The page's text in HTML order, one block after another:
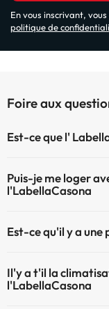
En vous inscrivant,
politique de
Foire aux
Est-ce que l'
Puis-je me loger
l'LabellaCasona
(sous demande et de
Est-ce qu'il y a une
plus d'info sur la
Il'y a t'il la
l'LabellaCasona